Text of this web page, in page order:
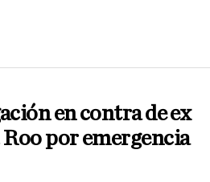
en contra de ex
Roo por emergencia